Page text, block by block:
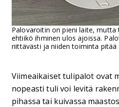
Palovaroitin on pieni laite, mutta
ehtiikö ihminen ulos ajoissa.
riittävästi ja niiden toiminta pitää
Viimeaikaiset tulipalot ovat
nopeasti tuli voi levitä
pihassa tai kuivassa